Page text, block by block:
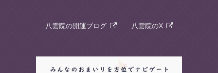
八雲院の開運ブログ 八雲院のX